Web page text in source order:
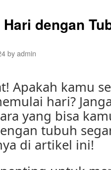
dengan
byadmin
Apakah kamu
hari?
yang bisa
tubuh
di artikel ini!